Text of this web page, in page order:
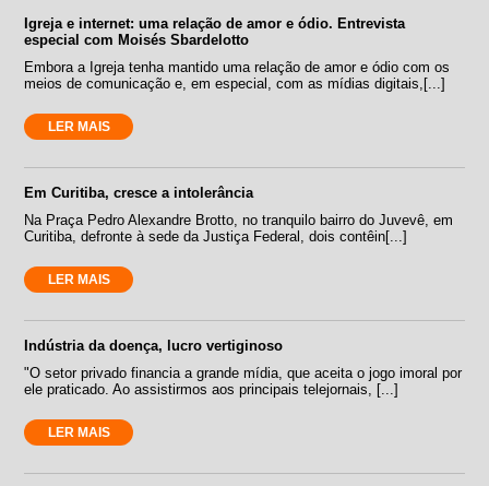
Igreja e internet: uma relação de amor e ódio. Entrevista
especial com Moisés Sbardelotto
Embora a Igreja tenha mantido uma relação de amor e ódio com os
meios de comunicação e, em especial, com as mídias digitais,[...]
LER MAIS
Em Curitiba, cresce a intolerância
Na Praça Pedro Alexandre Brotto, no tranquilo bairro do Juvevê, em
Curitiba, defronte à sede da Justiça Federal, dois contêin[...]
LER MAIS
Indústria da doença, lucro vertiginoso
"O setor privado financia a grande mídia, que aceita o jogo imoral por
ele praticado. Ao assistirmos aos principais telejornais, [...]
LER MAIS